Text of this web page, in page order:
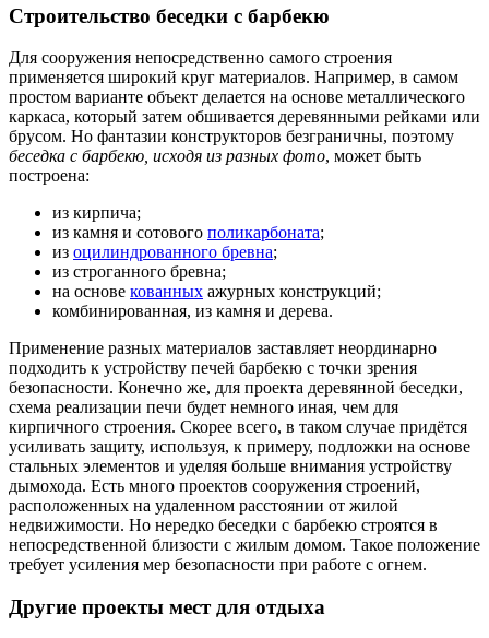
Строительство беседки с барбекю
Для сооружения непосредственно самого строения
применяется широкий круг материалов. Например, в самом
простом варианте объект делается на основе металлического
каркаса, который затем обшивается деревянными рейками или
брусом. Но фантазии конструкторов безграничны, поэтому
беседка с барбекю, исходя из разных фото, может быть
построена:
из кирпича;
из камня и сотового поликарбоната;
из оцилиндрованного бревна;
из строганного бревна;
на основе кованных ажурных конструкций;
комбинированная, из камня и дерева.
Применение разных материалов заставляет неординарно
подходить к устройству печей барбекю с точки зрения
безопасности. Конечно же, для проекта деревянной беседки,
схема реализации печи будет немного иная, чем для
кирпичного строения. Скорее всего, в таком случае придётся
усиливать защиту, используя, к примеру, подложки на основе
стальных элементов и уделяя больше внимания устройству
дымохода. Есть много проектов сооружения строений,
расположенных на удаленном расстоянии от жилой
недвижимости. Но нередко беседки с барбекю строятся в
непосредственной близости с жилым домом. Такое положение
требует усиления мер безопасности при работе с огнем.
Другие проекты мест для отдыха